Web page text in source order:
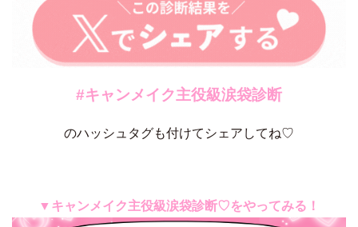
#キャンメイク主役級涙袋診断
のハッシュタグも付けてシェアしてね♡
▼キャンメイク主役級涙袋診断♡をやってみる！